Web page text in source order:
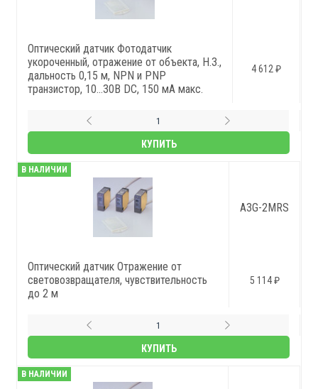
Оптический датчик Фотодатчик
укороченный, отражение от объекта, Н.З.,
дальность 0,15 м, NPN и PNP
транзистор, 10...30В DC, 150 мА макс.
4 612 ₽
КУПИТЬ
В НАЛИЧИИ
A3G-2MRS
Оптический датчик Отражение от
световозвращателя, чувствительность
до 2 м
5 114 ₽
КУПИТЬ
В НАЛИЧИИ